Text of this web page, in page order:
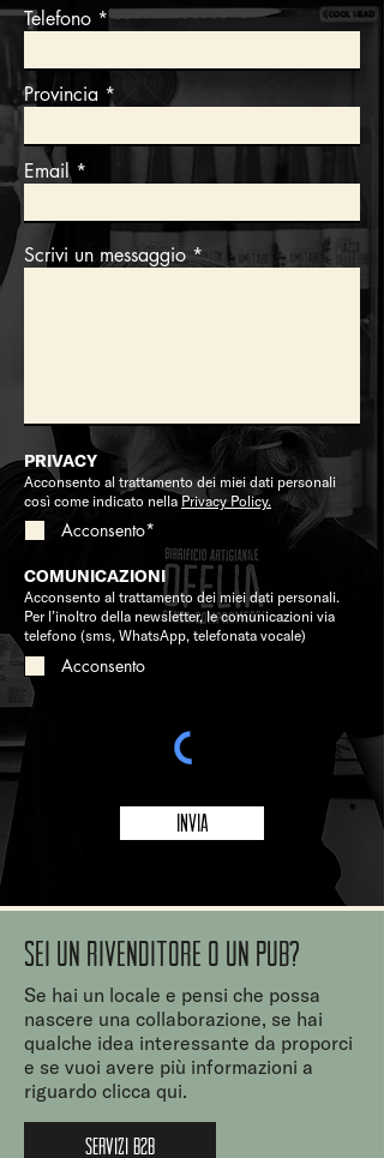
Telefono
Provincia
Email
Scrivi un messaggio
PRIVACY
Acconsento al trattamento dei miei dati personali
così come indicato nella Privacy Policy.
Acconsento*
COMUNICAZIONI
Acconsento al trattamento dei miei dati personali.
Per l’inoltro della newsletter, le comunicazioni via
telefono (sms, WhatsApp, telefonata vocale)
Acconsento
Invia
Sei un rivenditore o un PUB?
Se hai un locale e pensi che possa
nascere una collaborazione, se hai
qualche idea interessante da proporci
e se vuoi avere più informazioni a
riguardo clicca qui.
SERVIZI B2B